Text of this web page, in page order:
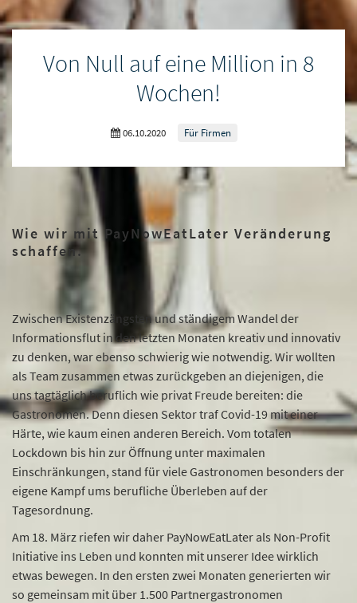
Von Null auf eine Million in 8
Wochen!
06.10.2020 Für Firmen
Wie wir mit PayNowEatLater Veränderung
schaffen.
Zwischen Existenzängsten und ständigem Wandel der
Informationsflut in den letzten Monaten kreativ und innovativ
zu denken, war ebenso schwierig wie notwendig. Wir wollten
als Team zusammen etwas zurückgeben an diejenigen, die
uns tagtäglich beruflich wie privat Freude bereiten: die
Gastronomen. Denn diesen Sektor traf Covid-19 mit einer
Härte, wie kaum einen anderen Bereich. Vom totalen
Lockdown bis hin zur Öffnung unter maximalen
Einschränkungen, stand für viele Gastronomen besonders der
eigene Kampf ums berufliche Überleben auf der
Tagesordnung.
Am 18. März riefen wir daher PayNowEatLater als Non-Profit
Initiative ins Leben und konnten mit unserer Idee wirklich
etwas bewegen. In den ersten zwei Monaten generierten wir
so gemeinsam mit über 1.500 Partnergastronomen